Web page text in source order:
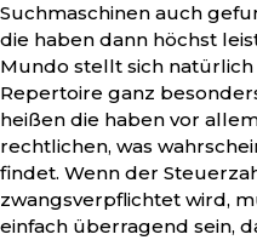
Suchmaschinen auch
die haben dann höchst
Mundo stellt sich
Repertoire ganz
heißen die haben vor
rechtlichen, was
findet. Wenn der
zwangsverpflichtet wird,
einfach überragend sein,